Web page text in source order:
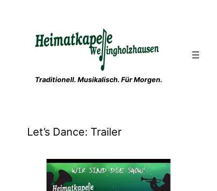
Traditionell. Musikalisch. Für Morgen.
Let’s Dance: Trailer